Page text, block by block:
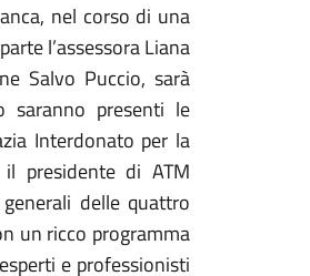
nel corso di una
l’assessora Liana
Salvo Puccio, sarà
saranno presenti le
Interdonato per la
il presidente di ATM
delle quattro
un ricco programma
e professionisti